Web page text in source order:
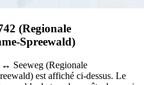
(Regionale
Spreewald)
Seeweg (Regionale
est affiché ci-dessus. Le